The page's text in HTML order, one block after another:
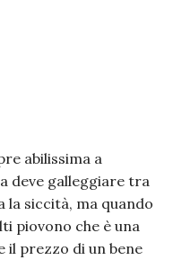
abilissima a
deve galleggiare tra
la siccità, ma quando
piovono che è una
il prezzo di un bene